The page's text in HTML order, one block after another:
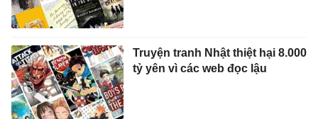
Truyện tranh Nhật thiệt hại 8.000
tỷ yên vì các web đọc lậu